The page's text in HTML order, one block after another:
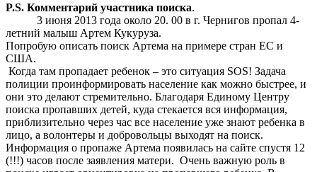
P.S. Комментарий участника поиска.
3 июня 2013 года около 20. 00 в г. Чернигов пропал 4-
летний малыш Артем Кукуруза.
Попробую описать поиск Артема на примере стран ЕС и
США.
Когда там пропадает ребенок – это ситуация SOS! Задача
полиции проинформировать население как можно быстрее, и
они это делают стремительно. Благодаря Единому Центру
поиска пропавших детей, куда стекается вся информация,
приблизительно через час все население уже знают ребенка в
лицо, а волонтеры и добровольцы выходят на поиск.
Информация о пропаже Артема появилась на сайте спустя 12
(!!!) часов после заявления матери. Очень важную роль в